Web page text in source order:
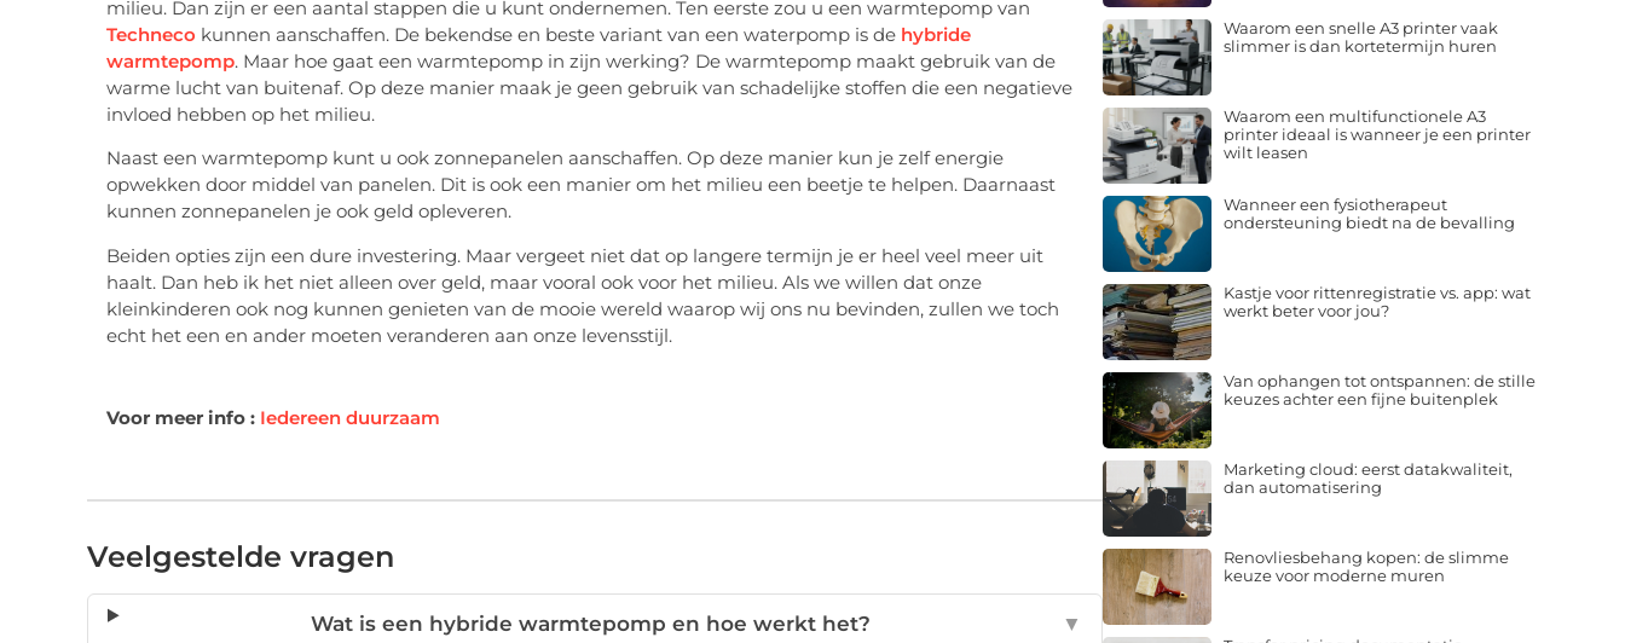
milieu. Dan zijn er een aantal stappen die u kunt ondernemen. Ten eerste zou u een warmtepomp van
Techneco kunnen aanschaffen. De bekendse en beste variant van een waterpomp is de hybride
warmtepomp. Maar hoe gaat een warmtepomp in zijn werking? De warmtepomp maakt gebruik van de
warme lucht van buitenaf. Op deze manier maak je geen gebruik van schadelijke stoffen die een negatieve
invloed hebben op het milieu.
Naast een warmtepomp kunt u ook zonnepanelen aanschaffen. Op deze manier kun je zelf energie
opwekken door middel van panelen. Dit is ook een manier om het milieu een beetje te helpen. Daarnaast
kunnen zonnepanelen je ook geld opleveren.
Beiden opties zijn een dure investering. Maar vergeet niet dat op langere termijn je er heel veel meer uit
haalt. Dan heb ik het niet alleen over geld, maar vooral ook voor het milieu. Als we willen dat onze
kleinkinderen ook nog kunnen genieten van de mooie wereld waarop wij ons nu bevinden, zullen we toch
echt het een en ander moeten veranderen aan onze levensstijl.
Voor meer info : Iedereen duurzaam
Veelgestelde vragen
Wat is een hybride warmtepomp en hoe werkt het? ▼
Waarom een snelle A3 printer vaak
slimmer is dan kortetermijn huren
Waarom een multifunctionele A3
printer ideaal is wanneer je een printer
wilt leasen
Wanneer een fysiotherapeut
ondersteuning biedt na de bevalling
Kastje voor rittenregistratie vs. app: wat
werkt beter voor jou?
Van ophangen tot ontspannen: de stille
keuzes achter een fijne buitenplek
Marketing cloud: eerst datakwaliteit,
dan automatisering
Renovliesbehang kopen: de slimme
keuze voor moderne muren